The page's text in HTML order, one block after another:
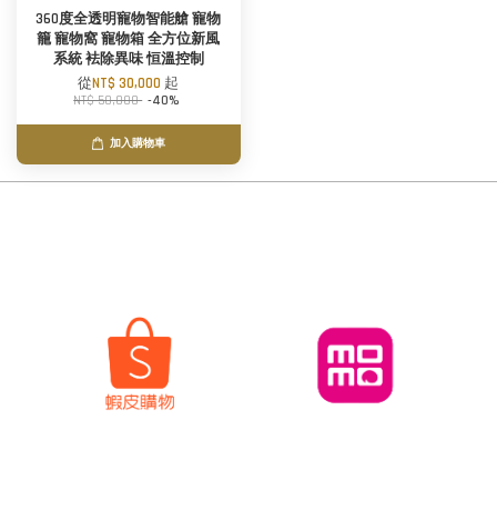
360度全透明寵物智能艙 寵物
籠 寵物窩 寵物箱 全方位新風
系統 袪除異味 恒溫控制
從NT$ 30,000 起
NT$ 50,000 -40%
加入購物車